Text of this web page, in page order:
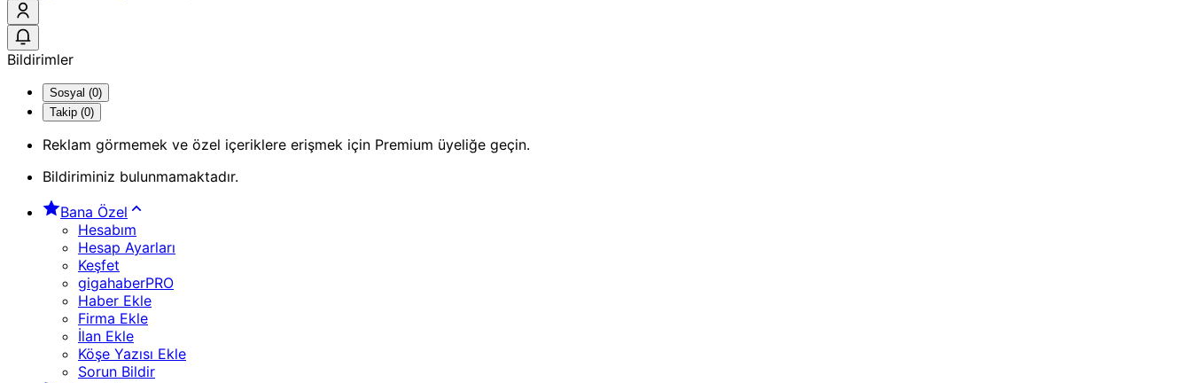
Bildirimler
Sosyal (0)
Takip (0)
Reklam görmemek ve özel içeriklere erişmek için Premium üyeliğe geçin.
Bildiriminiz bulunmamaktadır.
Bana Özel
Hesabım
Hesap Ayarları
Keşfet
gigahaberPRO
Haber Ekle
Firma Ekle
İlan Ekle
Köşe Yazısı Ekle
Sorun Bildir